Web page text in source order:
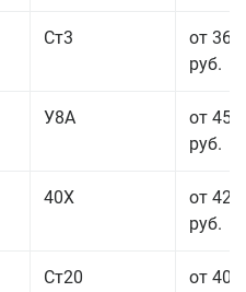
Ст3
от 36
руб.
У8А
от 45
руб.
40Х
от 42
руб.
Ст20
от 40